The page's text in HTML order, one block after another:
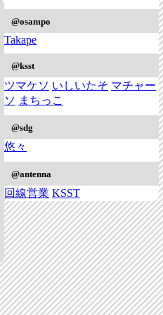
@osampo
Takape
@ksst
ツマケソ いしいたそ マチャー
ソ まちっこ
@sdg
悠々
@antenna
回線営業 KSST